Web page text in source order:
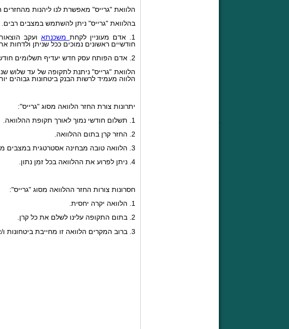
הלוואת "גרייס" מאפשרת לנו ליהנות
בהלוואת "גרייס" ניתן להשתמש במצבים
1. אדם מעוניין לקחת
משכנתא ועקב
חודשיים ראשונים נמוכים ככל שניתן ולדחות
2. אדם הפותח עסק חדש יעדיף תשלומים חודשיים נמוכים בתקופה הראשונה לפחות, עד שיצמח העסק ויניב רווחים.
הלוואת "גרייס" ניתנת לתקופה של עד שלוש
הלווה מעמיד לרשות הבנק ביטחונות גבוהים
יתרונות צורת החזר הלוואה מסוג "גרייס":
1. תשלום חודשי נמוך לאורך תקופת ההלוואה.
2. החזר קרן בתום ההלוואה.
3. הלוואה טובה מבחינה אסטרטגית במצבים מסוימים.
4. ניתן לפרוע את ההלוואה בכל זמן נתון.
חסרונות צורות החזר ההלוואה מסוג "גרייס":
1. הלוואה יקרה יחסית.
2. בתום התקופה עלינו לשלם את כל קרן.
3. ברוב המקרים הלוואה זו מחייבת ביטחונות ו/או ערבויות.